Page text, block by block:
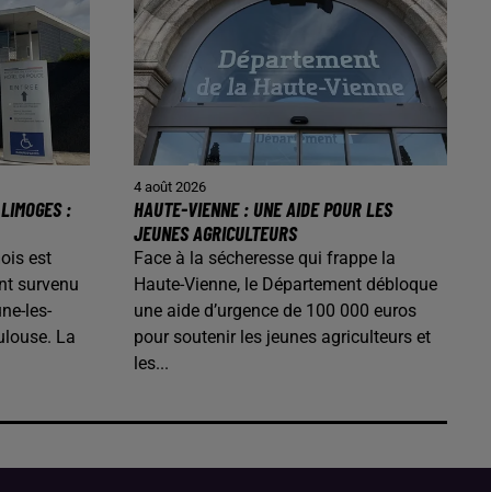
:
est
survenu
les-
La
4 août 2026
HAUTE-VIENNE : UNE AIDE POUR LES
JEUNES AGRICULTEURS
Face à la sécheresse qui frappe la
Haute-Vienne, le Département débloque
une aide d’urgence de 100 000 euros
pour soutenir les jeunes agriculteurs et
les...